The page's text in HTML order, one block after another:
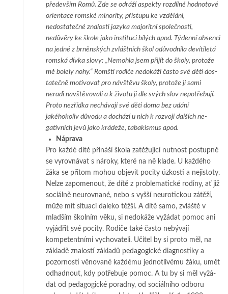
především Romů. Zde se odráží as­­pek­ty rozdílné hodnotové
orientace romské minority, přístupu ke vzdělání,
nedostatečné zna­losti ja­zyka majoritní společnosti,
nedůvěry ke škole jako instituci bílých apod. Týdenní ab­senci
na jed­né z brněnských zvláštních škol odůvodnila devítiletá
romská dívka slovy: „Ne­moh­la jsem při­jít do školy, protože
mě bolely nohy.“ Romští rodiče nedokáží často své děti dos­
ta­tečně mo­ti­vo­vat pro ná­vštěvu školy, protože ji sami
neradi navštěvovali a k životu ji dle svých slov ne­po­tř­e­bu­jí.
Proto ne­zřídka nechávají své děti doma bez udání
jakéhokoliv důvodu a do­chází u nich k rozvoji dalších ne­
gativních jevů jako krádeže, tabakismus apod.
Náprava
Pro každé dítě přináší škola zatěžující nutnost postupně
se vyrovnávat s ná­roky, kte­­ré na ně klade. U každého
žáka se přitom mohou objevit pocity úz­kos­ti a ne­jis­­to­ty.
Nel­ze za­pomenout, že dítě z problematické rodiny, ať již
so­ciál­ně neu­rov­na­­né, nebo s vyš­ší ne­urotickou zátěží,
může mít situaci daleko těžší. A dí­tě samo, zvláš­­tě v
mlad­ším škol­ním věku, si nedokáže vyžádat pomoc ani
vy­jád­řit své po­ci­ty. Rodiče ta­ké často ne­bývají
kompetentními vychovateli. Učitel by si proto měl, na
základě zna­lostí zá­kla­­dů pedagogické diagnostiky a
pozornosti vě­no­vané kaž­dé­mu jed­no­tli­vé­mu žáku, umět
odhadnout, kdy potřebuje pomoc. A tu by si měl vy­žá­­
dat od pe­dagogické po­rad­ny, od sociálního odboru